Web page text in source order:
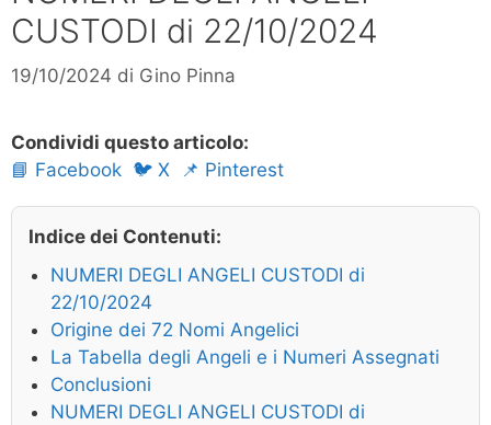
CUSTODI di 22/10/2024
19/10/2024 di Gino Pinna
Condividi questo articolo:
📘 Facebook 🐦 X 📌 Pinterest
Indice dei Contenuti:
NUMERI DEGLI ANGELI CUSTODI di
22/10/2024
Origine dei 72 Nomi Angelici
La Tabella degli Angeli e i Numeri Assegnati
Conclusioni
NUMERI DEGLI ANGELI CUSTODI di